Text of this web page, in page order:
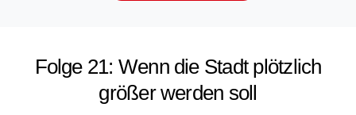
Folge 21: Wenn die Stadt plötzlich
größer werden soll